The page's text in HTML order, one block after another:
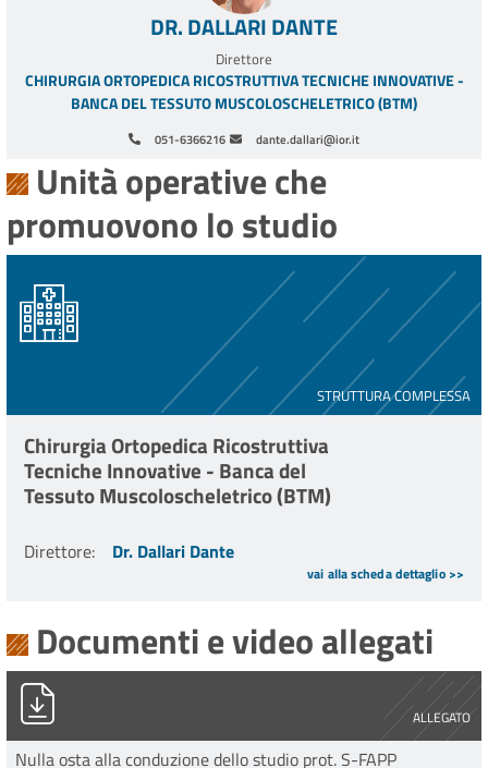
051-6366216 dante.dallari@ior.it
DR. DALLARI DANTE
Direttore
CHIRURGIA ORTOPEDICA RICOSTRUTTIVA TECNICHE INNOVATIVE -
BANCA DEL TESSUTO MUSCOLOSCHELETRICO (BTM)
Unità operative che
promuovono lo studio
STRUTTURA COMPLESSA
Chirurgia Ortopedica Ricostruttiva
Tecniche Innovative - Banca del
Tessuto Muscoloscheletrico (BTM)
Direttore: Dr. Dallari Dante
vai alla scheda dettaglio >>
Documenti e video allegati
ALLEGATO
PG0001845_2023.pdf
Nulla osta alla conduzione dello studio prot. S-FAPP